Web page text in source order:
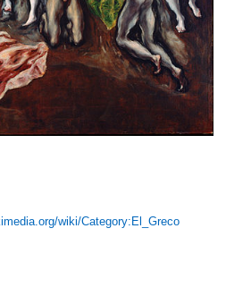
wiki/Category:El_Greco